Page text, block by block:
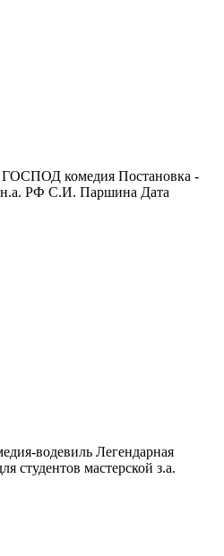
комедия Постановка -
РФ С.И. Паршина Дата
водевиль Легендарная
студентов мастерской з.а.